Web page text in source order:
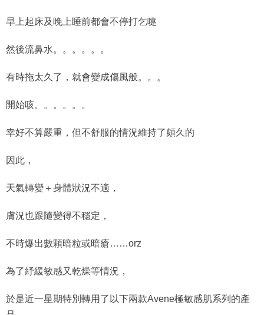
早上起床及晚上睡前都會不停打乞嚏
然後流鼻水。。。。。。
有時拖太久了，就會變成傷風般。。。
開始咳。。。。。。
幸好不算嚴重，但不舒服的情況維持了頗久的
因此，
天氣轉變＋身體狀況不適，
膚況也跟隨變得不穩定，
不時爆出數顆暗粒或暗瘡……orz
為了紓緩敏感又乾燥等情況，
於是近一星期特別轉用了以下兩款Avene極敏感肌系列的產